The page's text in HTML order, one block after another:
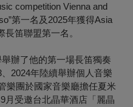
competition Vienna and
第一名及2025年獲得Asia
笛聯盟第一名。
辦了他的第一場長笛獨奏
2024年陸續舉辦個人音樂
樂團於國家音樂廳擔任夏米
月受邀台北晶華酒店「麗晶